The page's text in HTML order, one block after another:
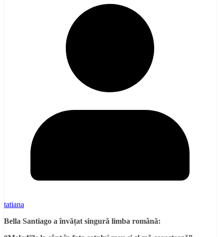
tatiana
Bella Santiago a învățat singură limba română: